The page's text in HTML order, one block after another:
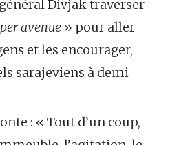
Divjak traverser
avenue » pour aller
et les encourager,
sarajeviens à demi
: « Tout d’un coup,